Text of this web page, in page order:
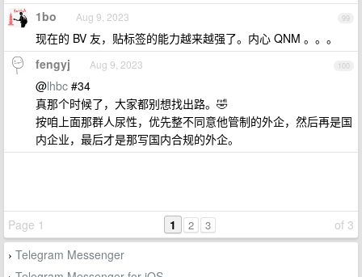
99
1bo Aug 9, 2023
现在的 BV 友，贴标签的能力越来越强了。内心 QNM 。。。
100
fengyj Aug 9, 2023
@lhbc #34
真那个时候了，大家都别想找出路。🤣
按咱上面那群人尿性，优先整不同意他管制的外企，然后再是国
内企业，最后才是那写国内合规的外企。
Page 1 of 3
1 2 3
› Telegram Messenger